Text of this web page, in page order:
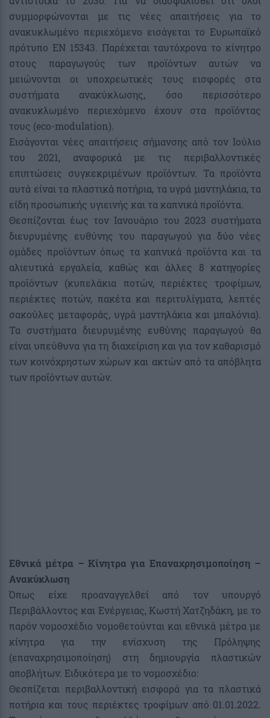
συμμορφώνονται με τις νέες απαιτήσεις για το
ανακυκλωμένο περιεχόμενο εισάγεται το Ευρωπαϊκό
πρότυπο ΕΝ 15343. Παρέχεται ταυτόχρονα το κίνητρο
στους παραγωγούς των προϊόντων αυτών να
μειώνονται οι υποχρεωτικές τους εισφορές στα
συστήματα ανακύκλωσης, όσο περισσότερο
ανακυκλωμένο περιεχόμενο έχουν στα προϊόντας
τους (eco-modulation).
Εισάγονται νέες απαιτήσεις σήμανσης από τον Ιούλιο
του 2021, αναφορικά με τις περιβαλλοντικές
επιπτώσεις συγκεκριμένων προϊόντων. Τα προϊόντα
αυτά είναι τα πλαστικά ποτήρια, τα υγρά μαντηλάκια, τα
είδη προσωπικής υγιεινής και τα καπνικά προϊόντα.
Θεσπίζονται έως τον Ιανουάριο του 2023 συστήματα
διευρυμένης ευθύνης του παραγωγού για δύο νέες
ομάδες προϊόντων όπως τα καπνικά προϊόντα και τα
αλιευτικά εργαλεία, καθώς και άλλες 8 κατηγορίες
προϊόντων (κυπελάκια ποτών, περιέκτες τροφίμων,
περιέκτες ποτών, πακέτα και περιτυλίγματα, λεπτές
σακούλες μεταφοράς, υγρά μαντηλάκια και μπαλόνια).
Τα συστήματα διευρυμένης ευθύνης παραγωγού θα
είναι υπεύθυνα για τη διαχείριση και για τον καθαρισμό
των κοινόχρηστων χώρων και ακτών από τα απόβλητα
των προϊόντων αυτών.
Εθνικά μέτρα – Κίνητρα για Επαναχρησιμοποίηση –
Ανακύκλωση
Όπως είχε προαναγγελθεί από τον υπουργό
Περιβάλλοντος και Ενέργειας, Κωστή Χατζηδάκη, με το
παρόν νομοσχέδιο νομοθετούνται και εθνικά μέτρα με
κίνητρα για την ενίσχυση της Πρόληψης
(επαναχρησιμοποίηση) στη δημιουργία πλαστικών
αποβλήτων. Ειδικότερα με το νομοσχέδιο:
Θεσπίζεται περιβαλλοντική εισφορά για τα πλαστικά
ποτήρια και τους περιέκτες τροφίμων από 01.01.2022.